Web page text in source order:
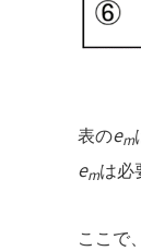
表のem
emは必
ここで